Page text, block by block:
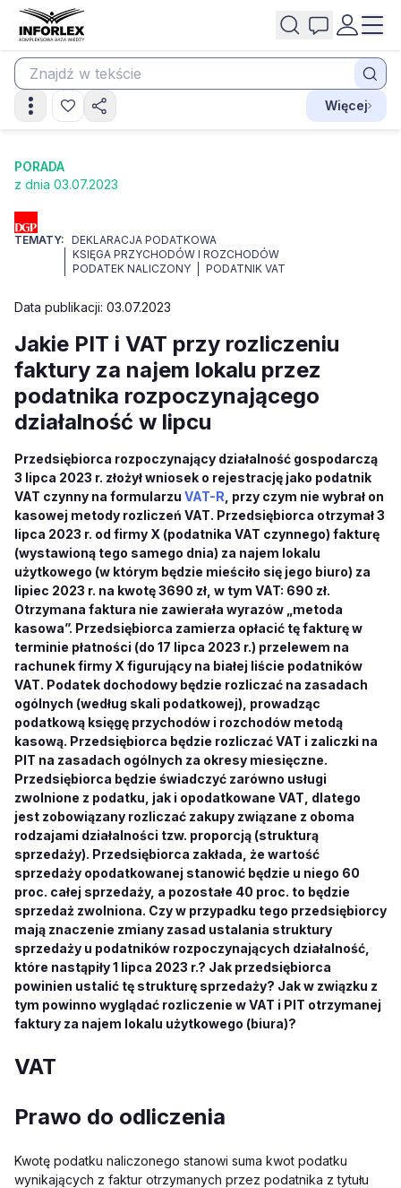
Więcej
PORADA
z dnia 03.07.2023
TEMATY: DEKLARACJA PODATKOWA
KSIĘGA PRZYCHODÓW I ROZCHODÓW
PODATEK NALICZONY
PODATNIK VAT
Data publikacji: 03.07.2023
Jakie PIT i VAT przy rozliczeniu
faktury za najem lokalu przez
podatnika rozpoczynającego
działalność w lipcu
Przedsiębiorca rozpoczynający działalność gospodarczą
3 lipca 2023 r. złożył wniosek o rejestrację jako podatnik
VAT czynny na formularzu VAT-R , przy czym nie wybrał on
kasowej metody rozliczeń VAT. Przedsiębiorca otrzymał 3
lipca 2023 r. od firmy X (podatnika VAT czynnego) fakturę
(wystawioną tego samego dnia) za najem lokalu
użytkowego (w którym będzie mieściło się jego biuro) za
lipiec 2023 r. na kwotę 3690 zł, w tym VAT: 690 zł.
Otrzymana faktura nie zawierała wyrazów „metoda
kasowa”. Przedsiębiorca zamierza opłacić tę fakturę w
terminie płatności (do 17 lipca 2023 r.) przelewem na
rachunek firmy X figurujący na białej liście podatników
VAT. Podatek dochodowy będzie rozliczać na zasadach
ogólnych (według skali podatkowej), prowadząc
podatkową księgę przychodów i rozchodów metodą
kasową. Przedsiębiorca będzie rozliczać VAT i zaliczki na
PIT na zasadach ogólnych za okresy miesięczne.
Przedsiębiorca będzie świadczyć zarówno usługi
zwolnione z podatku, jak i opodatkowane VAT, dlatego
jest zobowiązany rozliczać zakupy związane z oboma
rodzajami działalności tzw. proporcją (strukturą
sprzedaży). Przedsiębiorca zakłada, że wartość
sprzedaży opodatkowanej stanowić będzie u niego 60
proc. całej sprzedaży, a pozostałe 40 proc. to będzie
sprzedaż zwolniona. Czy w przypadku tego przedsiębiorcy
mają znaczenie zmiany zasad ustalania struktury
sprzedaży u podatników rozpoczynających działalność,
które nastąpiły 1 lipca 2023 r.? Jak przedsiębiorca
powinien ustalić tę strukturę sprzedaży? Jak w związku z
tym powinno wyglądać rozliczenie w VAT i PIT otrzymanej
faktury za najem lokalu użytkowego (biura)?
VAT
Prawo do odliczenia
Kwotę podatku naliczonego stanowi suma kwot podatku
wynikających z faktur otrzymanych przez podatnika z tytułu